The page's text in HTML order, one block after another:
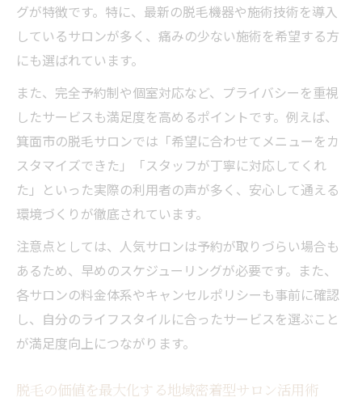
グが特徴です。特に、最新の脱毛機器や施術技術を導入
しているサロンが多く、痛みの少ない施術を希望する方
にも選ばれています。
また、完全予約制や個室対応など、プライバシーを重視
したサービスも満足度を高めるポイントです。例えば、
箕面市の脱毛サロンでは「希望に合わせてメニューをカ
スタマイズできた」「スタッフが丁寧に対応してくれ
た」といった実際の利用者の声が多く、安心して通える
環境づくりが徹底されています。
注意点としては、人気サロンは予約が取りづらい場合も
あるため、早めのスケジューリングが必要です。また、
各サロンの料金体系やキャンセルポリシーも事前に確認
し、自分のライフスタイルに合ったサービスを選ぶこと
が満足度向上につながります。
脱毛の価値を最大化する地域密着型サロン活用術